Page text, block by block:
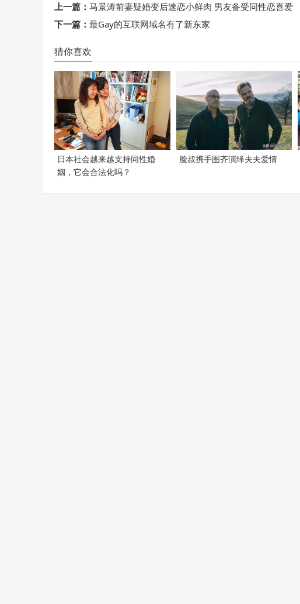
上一篇： 马景涛前妻疑婚变后速恋小鲜肉 男友备受同性恋喜爱
下一篇： 最Gay的互联网域名有了新东家
猜你喜欢
日本社会越来越支持同性婚
姻，它会合法化吗？
脸叔携手图齐演绎夫夫爱情